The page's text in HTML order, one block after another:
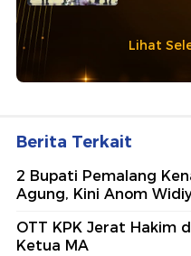
Lihat
Berita Terkait
2 Bupati Pemalang
Agung, Kini Anom
OTT KPK Jerat Hakim
Ketua MA